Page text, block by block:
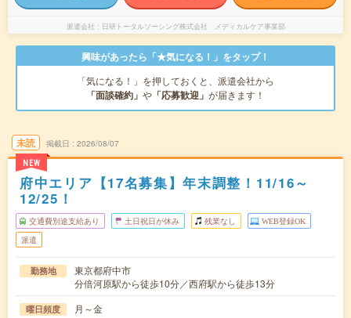
派遣会社 日研トータルソーシング株式会社 メディカルケア事業部
興味があったら「★気になる！」をタップ！
「気になる！」を押しておくと、派遣会社から
「面談確約」 や 「応募歓迎」 が届きます！
未読
NEW
掲載日 2026/08/07
府中エリア【17名募集】年末調整！11/16～
12/25！
交通費別途支給あり 土日祝日が休み 残業なし WEB登録OK
派遣
勤務地
東京都府中市
分倍河原駅から徒歩10分／西府駅から徒歩13分
曜日頻度 月～金